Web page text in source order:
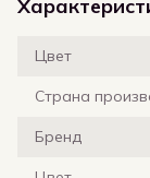
Цвет
Страна
Бренд